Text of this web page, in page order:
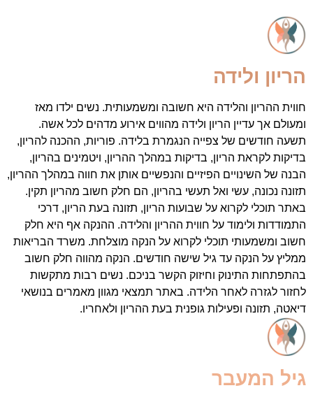
ולידה
ההריון והלידה היא חשובה ומשמעותית. נשים ילדו מאז
אך עדיין הריון ולידה מהווים אירוע מדהים לכל אשה.
חודשים של צפייה הנגמרת בלידה. פוריות, ההכנה להריון,
לקראת הריון, בדיקות במהלך ההריון, ויטמינים בהריון,
של השינויים הפיזיים והנפשיים אותן את חווה במהלך ההריון,
נכונה, עשי ואל תעשי בהריון, הם חלק חשוב מהריון תקין.
תוכלי לקרוא על שבועות הריון, תזונה בעת הריון, דרכי
ולימוד על חווית ההריון והלידה. ההנקה אף היא חלק
ומשמעותי תוכלי לקרוא על הנקה מוצלחת. משרד הבריאות
על הנקה עד גיל שישה חודשים. הנקה מהווה חלק חשוב
התינוק וחיזוק הקשר בניכם. נשים רבות מתקשות
לגזרה לאחר הלידה. באתר תמצאי מגוון מאמרים בנושאי
תזונה ופעילות גופנית בעת ההריון ולאחריו.
המעבר